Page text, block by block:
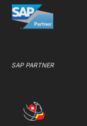
SAP PARTNER